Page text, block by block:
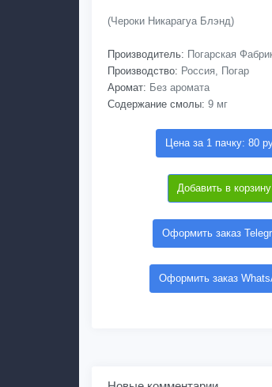
(Чероки Никарагуа Блэнд)
Производитель: Погарская
Производство: Россия, Погар
Аромат: Без аромата
Содержание смолы: 9 мг
Цена за 1 пачку: 80
Добавить в корзину
Оформить заказ
Оформить заказ